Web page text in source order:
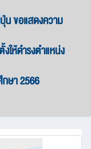
น ขอแสดงความ
ให้ดำรงตำแหน่ง
ษา 2566